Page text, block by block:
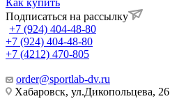
Подписаться на рассылку
+7 (924) 404-48-80
+7 (924) 404-48-80
+7 (4212) 470-805
order@sportlab-dv.ru
Хабаровск, ул.Дикопольцева, 26